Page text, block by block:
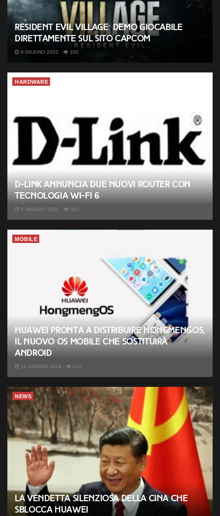
Resident Evil Village: demo giocabile
direttamente sul sito Capcom
9 GIUGNO 2022 332
HARDWARE
D-Link annuncia due nuovi router con
tecnologia Wi-Fi 6
5 MAGGIO 2020 322
MOBILE
Huawei pronta a distribuire HongmengOS,
il nuovo OS mobile che sostituirà
android
14 GIUGNO 2019 310
NEWS
La vendetta silenziosa della Cina che
sblocca Huawei